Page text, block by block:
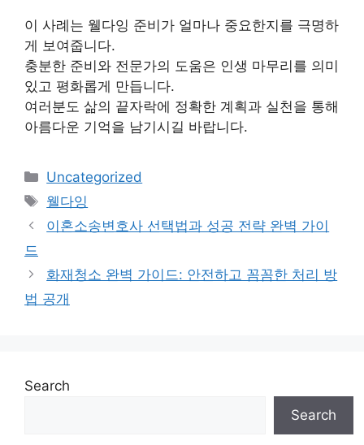
이 사례는 웰다잉 준비가 얼마나 중요한지를 극명하
게 보여줍니다.
충분한 준비와 전문가의 도움은 인생 마무리를 의미
있고 평화롭게 만듭니다.
여러분도 삶의 끝자락에 정확한 계획과 실천을 통해
아름다운 기억을 남기시길 바랍니다.
Categories
Uncategorized
Tags
웰다잉
이혼소송변호사 선택법과 성공 전략 완벽 가이
드
화재청소 완벽 가이드: 안전하고 꼼꼼한 처리 방
법 공개
Search
Search